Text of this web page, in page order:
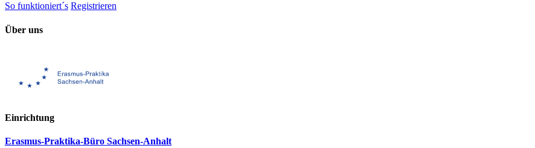
So funktioniert´s Registrieren
Über uns
Einrichtung
Erasmus-Praktika-Büro Sachsen-Anhalt